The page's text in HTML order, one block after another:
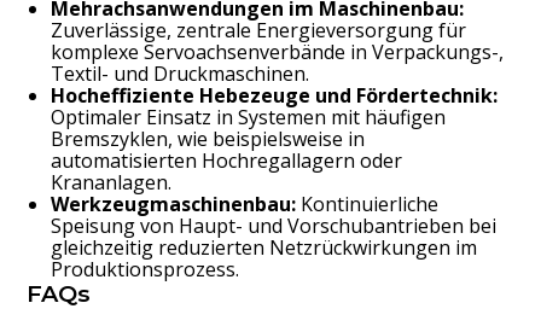
Mehrachsanwendungen im Maschinenbau:
Zuverlässige, zentrale Energieversorgung für
komplexe Servoachsenverbände in Verpackungs-,
Textil- und Druckmaschinen.
Hocheffiziente Hebezeuge und Fördertechnik:
Optimaler Einsatz in Systemen mit häufigen
Bremszyklen, wie beispielsweise in
automatisierten Hochregallagern oder
Krananlagen.
Werkzeugmaschinenbau:Kontinuierliche
Speisung von Haupt- und Vorschubantrieben bei
gleichzeitig reduzierten Netzrückwirkungen im
Produktionsprozess.
FAQs